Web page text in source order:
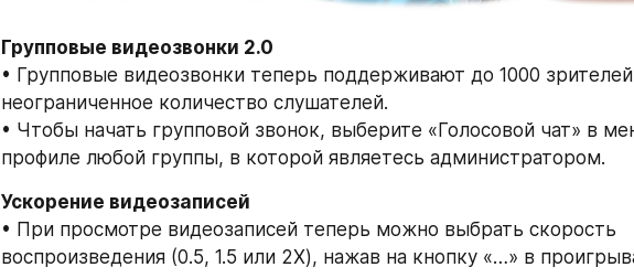
Групповые видеозвонки 2.0
• Групповые видеозвонки теперь поддерживают до 1000
неограниченное количество слушателей.
• Чтобы начать групповой звонок, выберите «Голосовой чат» в
профиле любой группы, в которой являетесь администратором.
Ускорение видеозаписей
• При просмотре видеозаписей теперь можно выбрать скорость
воспроизведения (0.5, 1.5 или 2X), нажав на кнопку «…» в